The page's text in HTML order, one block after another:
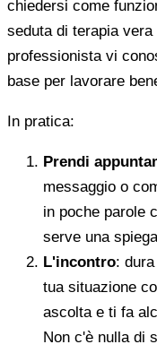
chiedersi come
seduta di terapia
professionista vi
base per lavorare
In pratica:
Prendi
messaggio o
in poche parole
serve una
L'incontro:
tua situazione
ascolta e ti fa
Non c'è nulla di